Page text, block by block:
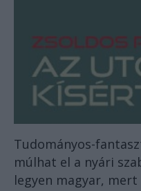
Tudományos-
múlhat el a nyári
legyen magyar,